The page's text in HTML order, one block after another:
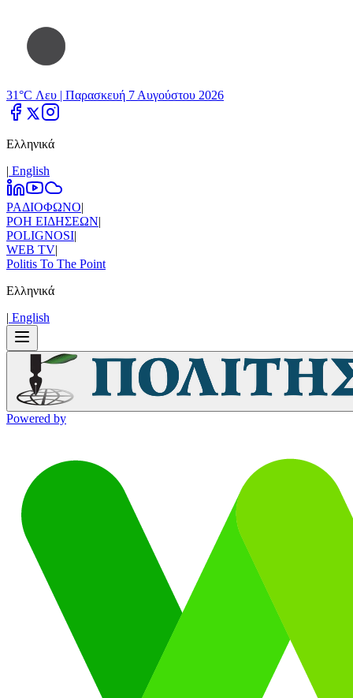
31°C Λευ | Παρασκευή 7 Αυγούστου 2026
Ελληνικά
| Εnglish
ΡΑΔΙΟΦΩΝΟ|
ΡΟΗ ΕΙΔΗΣΕΩΝ|
POLIGNOSI|
WEB TV|
Politis To The Point
Ελληνικά
| Εnglish
Powered by